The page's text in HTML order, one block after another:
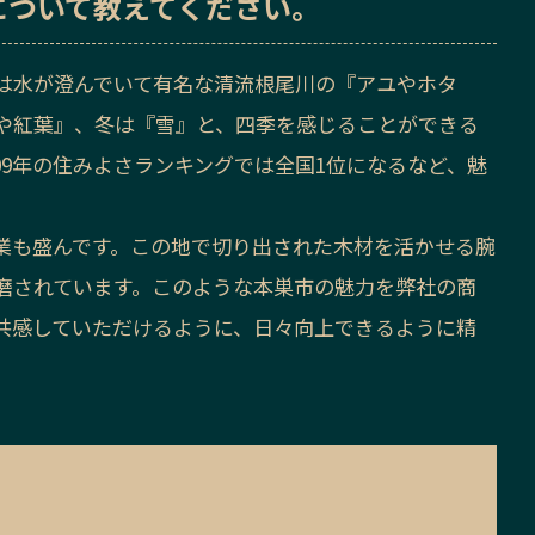
が澄んでいて有名な清流根尾川の『アユやホタ
葉』、冬は『雪』と、四季を感じることができる
の住みよさランキングでは全国1位になるなど、魅
盛んです。この地で切り出された木材を活かせる腕
れています。このような本巣市の魅力を弊社の商
していただけるように、日々向上できるように精